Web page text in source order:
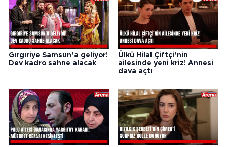
Gırgıriye Samsun’a geliyor!
Dev kadro sahne alacak
Ülkü Hilal Çiftçi’nin
ailesinde yeni kriz! Annesi
dava açtı